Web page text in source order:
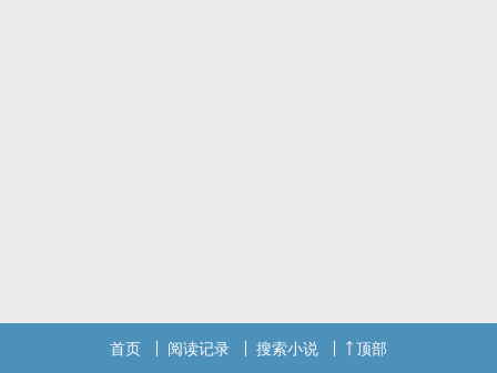
首页 阅读记录 搜索小说 顶部